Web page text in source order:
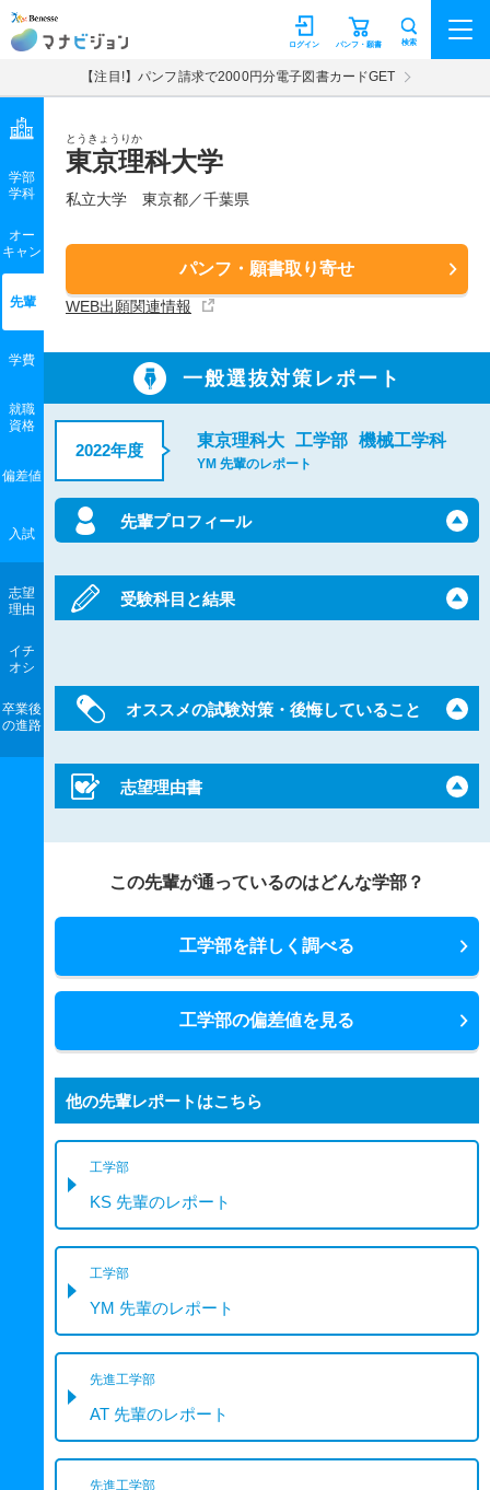
マナビジョン パンフ・願書
ログイン 検索
【注目!】パンフ請求で2000円分電子図書カードGET
とうきょうりか
東京理科大学
私立大学 東京都／千葉県
パンフ・願書取り寄せ
WEB出願関連情報
学部
学科
オー
キャン
先輩
学費
就職
資格
偏差値
入試
志望
理由
イチ
オシ
卒業後
の進路
一般選抜対策レポート
2022年度
東京理科大 工学部 機械工学科
YM 先輩のレポート
先輩プロフィール
受験科目と結果
オススメの試験対策・後悔していること
志望理由書
この先輩が通っているのはどんな学部？
工学部を詳しく調べる
工学部の偏差値を見る
他の先輩レポートはこちら
工学部
KS 先輩のレポート
工学部
YM 先輩のレポート
先進工学部
AT 先輩のレポート
先進工学部